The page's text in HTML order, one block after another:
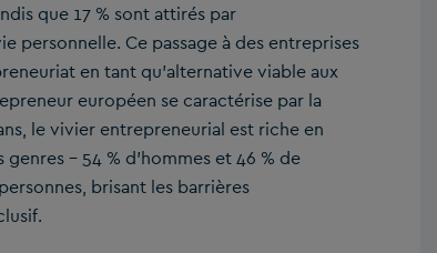
que 17 % sont attirés par
personnelle. Ce passage à des entreprises
en tant qu’alternative viable aux
européen se caractérise par la
le vivier entrepreneurial est riche en
– 54 % d’hommes et 46 % de
brisant les barrières